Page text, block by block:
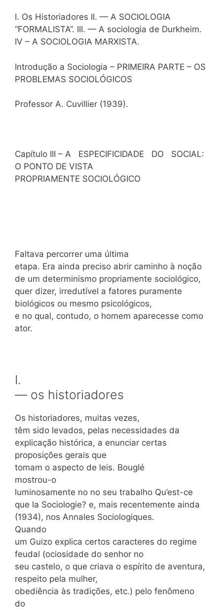
I. Os Historiadores II. — A SOCIOLOGIA
“FORMALISTA”. III. — A sociologia de Durkheim.
IV – A SOCIOLOGIA MARXISTA.
Introdução a Sociologia – PRIMEIRA PARTE – OS
PROBLEMAS SOCIOLÓGICOS
Professor A. Cuvillier (1939).
Capítulo III – A ESPECIFICIDADE DO SOCIAL:
O PONTO DE VISTA
PROPRIAMENTE SOCIOLÓGICO
Faltava percorrer uma última
etapa. Era ainda preciso abrir caminho à noção
de um determinismo propriamente sociológico,
quer dizer, irredutível a fatores puramente
biológicos ou mesmo psicológicos,
e no qual, contudo, o homem aparecesse como
ator.
I.
— os historiadores
Os historiadores, muitas vezes,
têm sido levados, pelas necessidades da
explicação histórica, a enunciar certas
proposições gerais que
tomam o aspecto de leis. Bouglé
mostrou-o
luminosamente no no seu trabalho Qu’est-ce
que la Sociologie? e, mais recentemente ainda
(1934), nos Annales Sociologiques.
Quando
um Guizo explica certos caracteres do regime
feudal (ociosidade do senhor no
seu castelo, o que criava o espírito de aventura,
respeito pela mulher,
obediência às tradições, etc.) pelo fenômeno
do